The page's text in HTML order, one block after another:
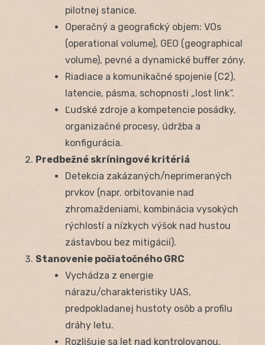
pilotnej stanice.
Operačný a geografický objem: VOs
(operational volume), GEO (geographical
volume), pevné a dynamické buffer zóny.
Riadiace a komunikačné spojenie (C2),
latencie, pásma, schopnosti „lost link“.
Ľudské zdroje a kompetencie posádky,
organizačné procesy, údržba a
konfigurácia.
Predbežné skríningové kritériá
Detekcia zakázaných/neprimeraných
prvkov (napr. orbitovanie nad
zhromaždeniami, kombinácia vysokých
rýchlostí a nízkych výšok nad hustou
zástavbou bez mitigácií).
Stanovenie počiatočného GRC
Vychádza z energie
nárazu/charakteristiky UAS,
predpokladanej hustoty osôb a profilu
dráhy letu.
Rozlišuje sa let nad kontrolovanou,